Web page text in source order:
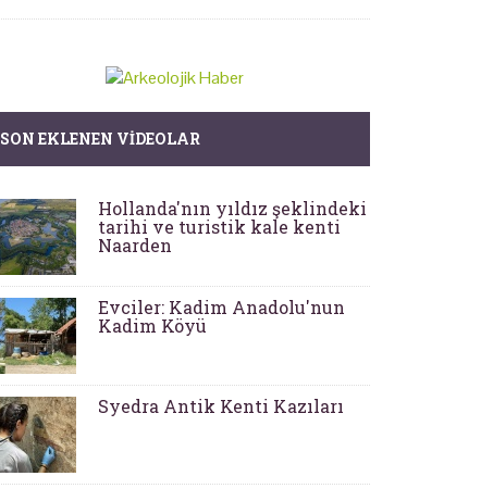
SON EKLENEN VIDEOLAR
Hollanda'nın yıldız şeklindeki
tarihi ve turistik kale kenti
Naarden
Evciler: Kadim Anadolu'nun
Kadim Köyü
Syedra Antik Kenti Kazıları